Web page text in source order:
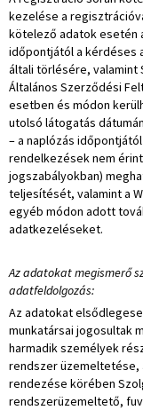
kezelése a
kötelező adatok esetén
időpontjától a kérdéses
általi törlésére, valamint
Általános Szerződési
esetben és módon
utolsó látogatás
– a naplózás
rendelkezések nem
jogszabályokban)
teljesítését, valamint a
egyéb módon adott
adatkezeléseket.
Az adatokat megismerő
adatfeldolgozás:
Az adatokat
munkatársai jogosultak
harmadik személyek
rendszer üzemeltetése,
rendezése körében
rendszerüzemeltető,